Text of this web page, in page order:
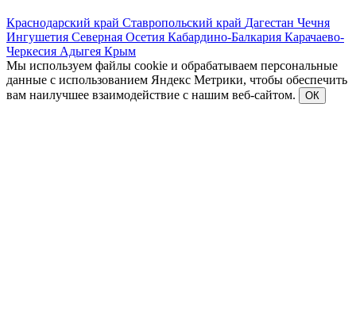
Краснодарский край Ставропольский край Дагестан Чечня
Ингушетия Северная Осетия Кабардино-Балкария Карачаево-
Черкесия Адыгея Крым
Мы используем файлы cookie и обрабатываем персональные
данные с использованием Яндекс Метрики, чтобы обеспечить
вам наилучшее взаимодействие с нашим веб-сайтом.
ОК